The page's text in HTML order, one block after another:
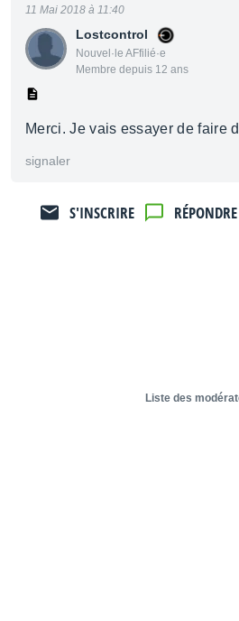
Lostcontrol
Nouvel·le AFfilié·e
Membre depuis 12 ans
11 Mai 2018 à 11:40
Merci. Je vais essayer de faire
signaler
S'INSCRIRE
Liste des